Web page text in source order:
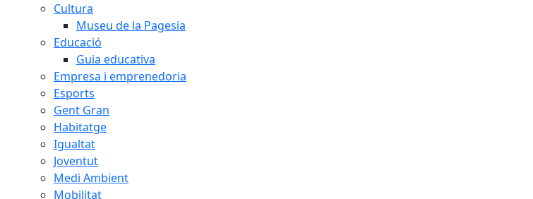
Cultura
Museu de la Pagesia
Educació
Guia educativa
Empresa i emprenedoria
Esports
Gent Gran
Habitatge
Igualtat
Joventut
Medi Ambient
Mobilitat